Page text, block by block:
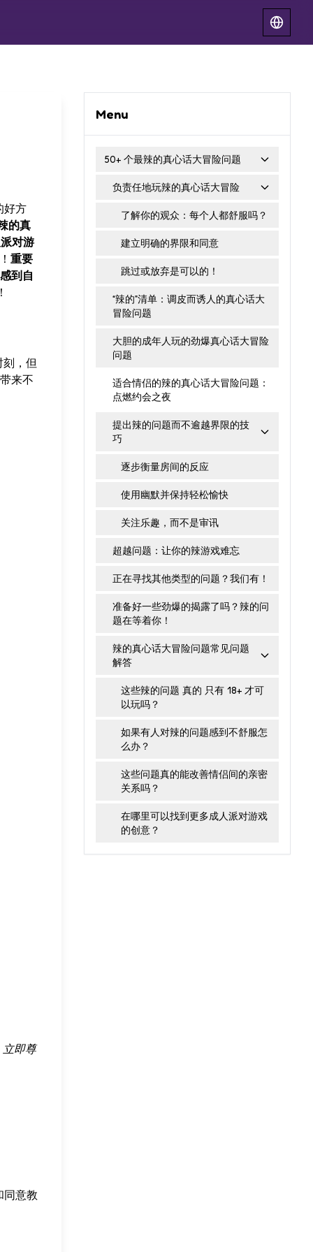
好方
的真
对游
！ 重要
到自
，但
来不
立即尊
同意教
Menu
50+ 个最辣的真心话大冒险问题
负责任地玩辣的真心话大冒险
了解你的观众：每个人都舒服吗？
建立明确的界限和同意
跳过或放弃是可以的！
“辣的”清单：调皮而诱人的真心话大
冒险问题
大胆的成年人玩的劲爆真心话大冒险
问题
适合情侣的辣的真心话大冒险问题：
点燃约会之夜
提出辣的问题而不逾越界限的技
巧
逐步衡量房间的反应
使用幽默并保持轻松愉快
关注乐趣，而不是审讯
超越问题：让你的辣游戏难忘
正在寻找其他类型的问题？我们有！
准备好一些劲爆的揭露了吗？辣的问
题在等着你！
辣的真心话大冒险问题常见问题
解答
这些辣的问题 真的 只有 18+ 才可
以玩吗？
如果有人对辣的问题感到不舒服怎
么办？
这些问题真的能改善情侣间的亲密
关系吗？
在哪里可以找到更多成人派对游戏
的创意？